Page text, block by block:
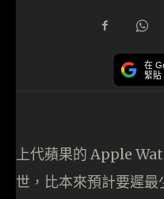
在
緊貼
上代蘋果的 Apple
世，比本來預計要遲